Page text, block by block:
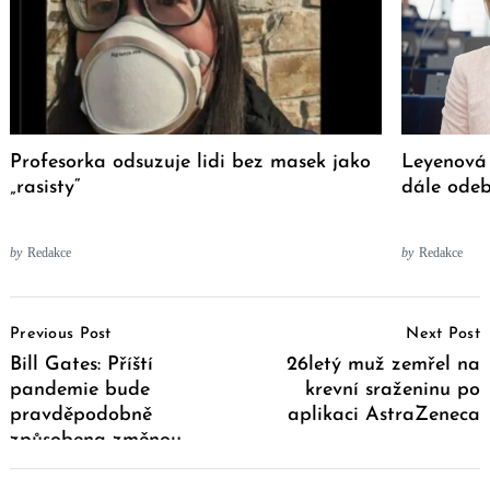
Profesorka odsuzuje lidi bez masek jako
„rasisty“
by Redakce
dále
by Redakce
Navigation
Previous Post
Bill Gates: Příští
pandemie bude
pravděpodobně
způsobena změnou
klimatu
Next Post
26letý muž zemřel na
krevní sraženinu po
aplikaci AstraZeneca